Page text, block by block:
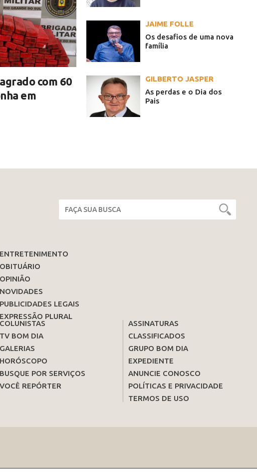
com 60
em
JAIME FOLLE
Os desafios de uma nova
família
GILBERTO JASPER
As perdas e o Dia dos
Pais
ENTRETENIMENTO
OBITUÁRIO
OPINIÃO
NOVIDADES
PUBLICIDADES LEGAIS
EXPRESSÃO PLURAL
COLUNISTAS
TV BOM DIA
GALERIAS
HORÓSCOPO
BUSQUE POR SERVIÇOS
VOCÊ REPÓRTER
ASSINATURAS
CLASSIFICADOS
GRUPO BOM DIA
EXPEDIENTE
ANUNCIE CONOSCO
POLÍTICAS E PRIVACIDADE
TERMOS DE USO